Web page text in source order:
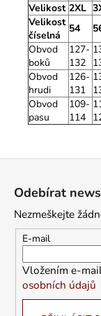
Velikost 2XL
Velikost
číselná
54
Obvod
boků
127-
132
Obvod
hrudi
126-
131
Obvod
pasu
109-
114
Odebírat
Nezmeškejte
E-mail
Vložením e-
osobních údajů